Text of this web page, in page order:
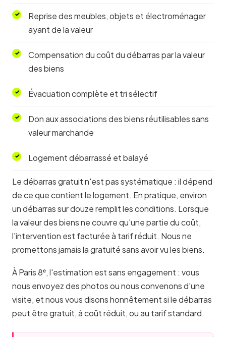
Reprise des meubles, objets et électroménager
ayant de la valeur
Compensation du coût du débarras par la valeur
des biens
Évacuation complète et tri sélectif
Don aux associations des biens réutilisables sans
valeur marchande
Logement débarrassé et balayé
Le débarras gratuit n'est pas systématique : il dépend
de ce que contient le logement. En pratique, environ
un débarras sur douze remplit les conditions. Lorsque
la valeur des biens ne couvre qu'une partie du coût,
l'intervention est facturée à tarif réduit. Nous ne
promettons jamais la gratuité sans avoir vu les biens.
À Paris 8ᵉ, l'estimation est sans engagement : vous
nous envoyez des photos ou nous convenons d'une
visite, et nous vous disons honnêtement si le débarras
peut être gratuit, à coût réduit, ou au tarif standard.